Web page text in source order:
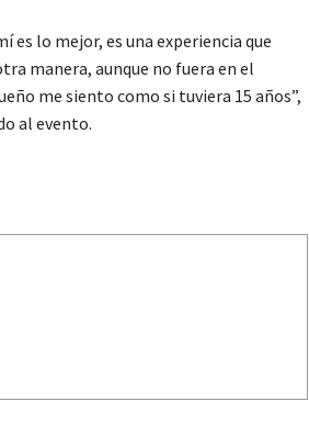
es lo mejor, es una experiencia que
manera, aunque no fuera en el
me siento como si tuviera 15 años”,
al evento.